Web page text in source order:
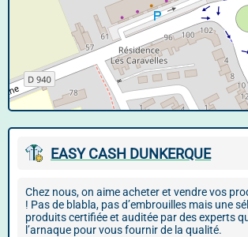
EASY CASH DUNKERQUE
Chez nous, on aime acheter et vendre vos
! Pas de blabla, pas d’embrouilles mais une
produits certifiée et auditée par des experts
l’arnaque pour vous fournir de la qualité.